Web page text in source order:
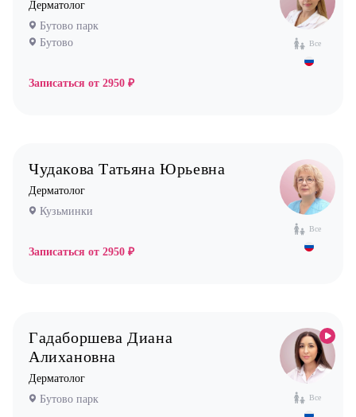
Хирург
Эндокринолог
Все
Дерматолог
Бутово парк
Бутово
Записаться от 2950 ₽
Все
Чудакова Татьяна Юрьевна
Дерматолог
Кузьминки
Записаться от 2950 ₽
Все
Гадаборшева Диана
Алихановна
Дерматолог
Бутово парк